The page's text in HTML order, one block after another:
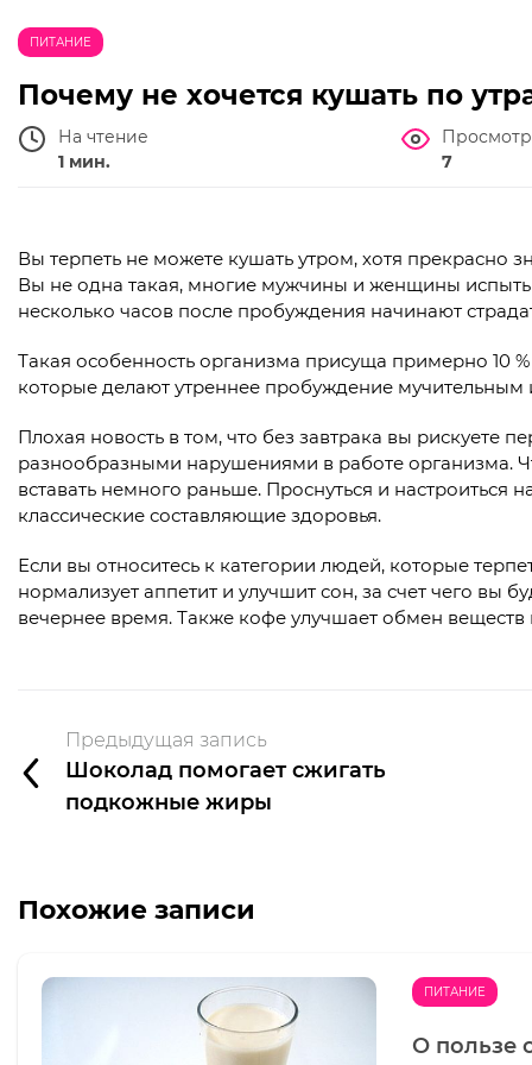
ПИТАНИЕ
Почему не хочется кушать по
На чтение
1 мин.
7
Вы терпеть не можете кушать утром, хотя прекрасно
Вы не одна такая, многие мужчины и женщины
несколько часов после пробуждения начинают
Такая особенность организма присуща примерно 10
которые делают утреннее пробуждение
Плохая новость в том, что без завтрака вы рискуете
разнообразными нарушениями в работе организма.
вставать немного раньше. Проснуться и
классические составляющие здоровья.
Если вы относитесь к категории людей, которые
нормализует аппетит и улучшит сон, за счет чего вы
вечернее время. Также кофе улучшает обмен
Предыдущая запись
Шоколад помогает сжигать
подкожные жиры
Похожие записи
ПИТАНИЕ
О пользе